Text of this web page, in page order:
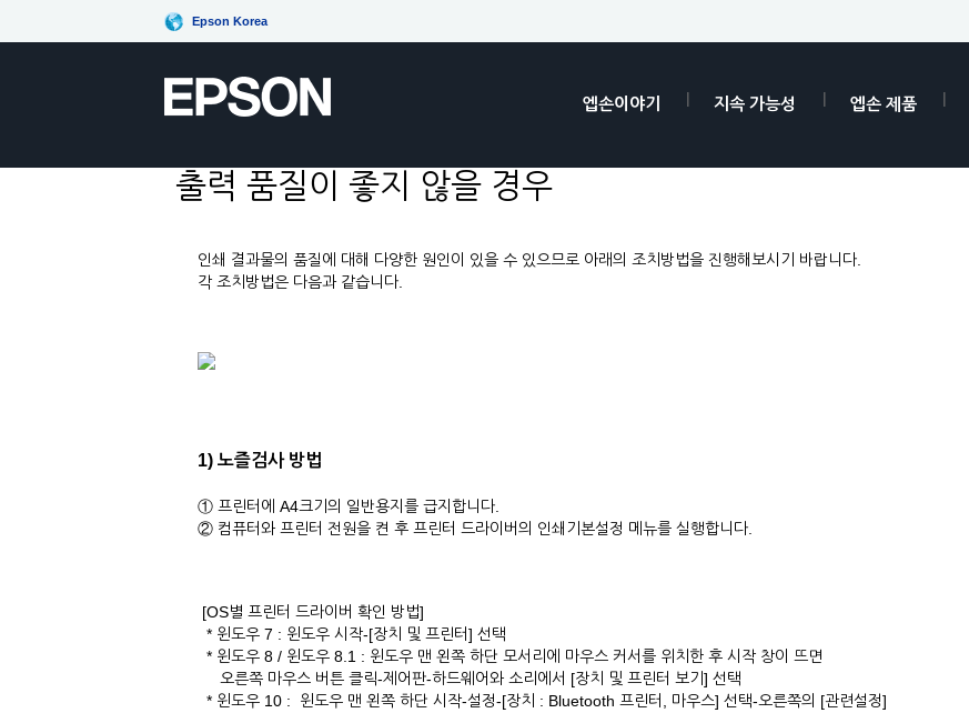
Epson Korea
엡손이야기 지속 가능성 엡손 제품
출력 품질이 좋지 않을 경우
인쇄 결과물의 품질에 대해 다양한 원인이 있을 수 있으므로 아래의 조치방법을 진행해보시기 바랍니다.
각 조치방법은 다음과 같습니다.
1) 노즐검사 방법
① 프린터에 A4크기의 일반용지를 급지합니다.
② 컴퓨터와 프린터 전원을 켠 후 프린터 드라이버의 인쇄기본설정 메뉴를 실행합니다.
[OS별 프린터 드라이버 확인 방법]
* 윈도우 7 : 윈도우 시작-[장치 및 프린터] 선택
* 윈도우 8 / 윈도우 8.1 : 윈도우 맨 왼쪽 하단 모서리에 마우스 커서를 위치한 후 시작 창이 뜨면
오른쪽 마우스 버튼 클릭-제어판-하드웨어와 소리에서 [장치 및 프린터 보기] 선택
* 윈도우 10 : 윈도우 맨 왼쪽 하단 시작-설정-[장치 : Bluetooth 프린터, 마우스] 선택-오른쪽의 [관련설정]